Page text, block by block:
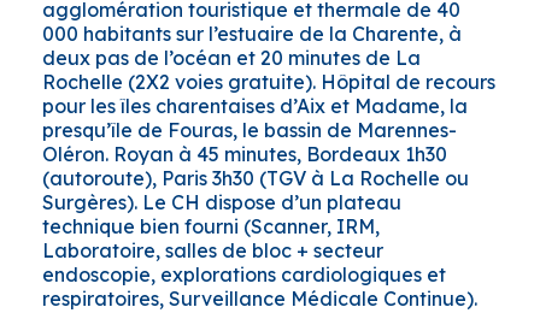
agglomération touristique et thermale de 40
000 habitants sur l’estuaire de la Charente, à
deux pas de l’océan et 20 minutes de La
Rochelle (2X2 voies gratuite). Hôpital de recours
pour les îles charentaises d’Aix et Madame, la
presqu’île de Fouras, le bassin de Marennes-
Oléron. Royan à 45 minutes, Bordeaux 1h30
(autoroute), Paris 3h30 (TGV à La Rochelle ou
Surgères). Le CH dispose d’un plateau
technique bien fourni (Scanner, IRM,
Laboratoire, salles de bloc + secteur
endoscopie, explorations cardiologiques et
respiratoires, Surveillance Médicale Continue).